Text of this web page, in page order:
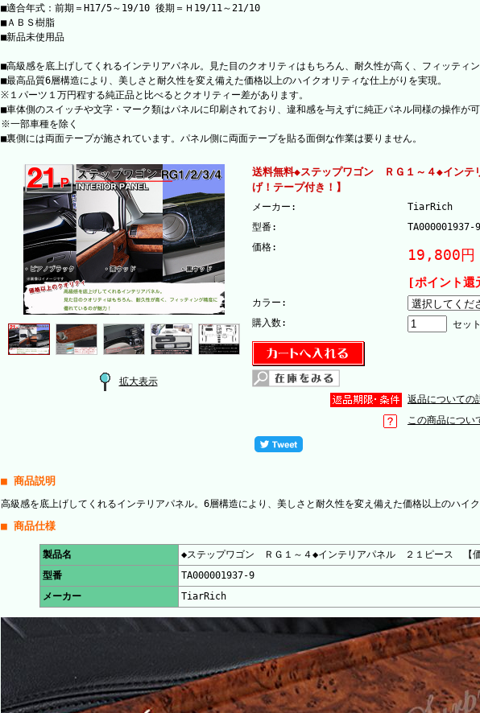
■適合年式：前期＝H17/5～19/10 後期＝Ｈ19/11～21/10
■ＡＢＳ樹脂
■新品未使用品
■高級感を底上げしてくれるインテリアパネル。見た目のクオリティはもちろん、耐久性が高く、フィッティ
■最高品質6層構造により、美しさと耐久性を変え備えた価格以上のハイクオリティな仕上がりを実現。
※１パーツ１万円程する純正品と比べるとクオリティー差があります。
■車体側のスイッチや文字・マーク類はパネルに印刷されており、違和感を与えずに純正パネル同様の操作が可
※一部車種を除く
■裏側には両面テープが施されています。パネル側に両面テープを貼る面倒な作業は要りません。
拡大表示
送料無料◆ステップワゴン ＲＧ１～４◆イン
げ！テープ付き！】
メーカー:
TiarRich
型番:
TA000001937-9
価格:
19,800円
[ポイント
カラー:
購入数:
セット
返品についての
この商品につい
■ 商品説明
高級感を底上げしてくれるインテリアパネル。6層構造により、美しさと耐久性を変え備えた価格以上のハイ
■ 商品仕様
製品名
◆ステップワゴン ＲＧ１～４◆インテリアパネル ２１ピース 【
型番
TA000001937-9
メーカー
TiarRich